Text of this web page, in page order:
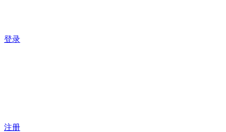
登录
注册